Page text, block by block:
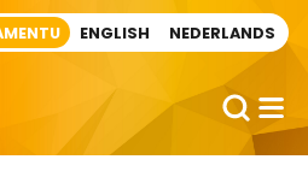
ENGLISH NEDERLANDS